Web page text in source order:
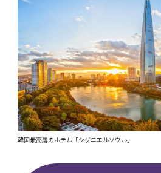
韓国最高層のホテル「シグニエルソウル」